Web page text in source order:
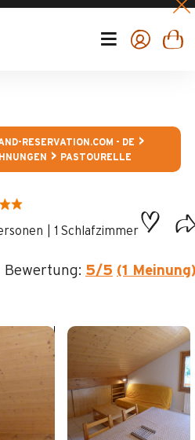
RESERVATION.COM - DE
PASTOURELLE
1 Schlafzimmer
Bewertung: 5/5 (1